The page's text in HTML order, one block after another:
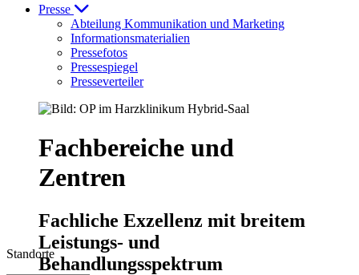
Presse
Abteilung Kommunikation und Marketing
Informationsmaterialien
Pressefotos
Pressespiegel
Presseverteiler
Fachbereiche und
Zentren
Fachliche Exzellenz mit breitem
Leistungs- und
Behandlungsspektrum
Standorte